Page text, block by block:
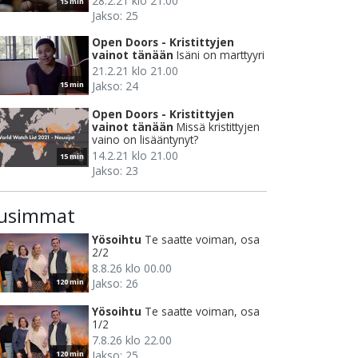
Jakso: 25
15 min
Open Doors - Kristittyjen
vainot tänään Isäni on marttyyri
21.2.21 klo 21.00
Jakso: 24
15 min
Open Doors - Kristittyjen
vainot tänään Missä kristittyjen
vaino on lisääntynyt?
14.2.21 klo 21.00
Jakso: 23
120 min
Yösoihtu Te saatte voiman, osa
2/2
8.8.26 klo 00.00
Jakso: 26
120 min
Yösoihtu Te saatte voiman, osa
1/2
7.8.26 klo 22.00